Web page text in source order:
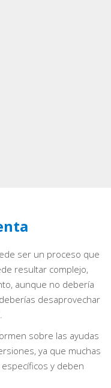
ser un proceso que
resultar complejo,
aunque no debería
desaprovechar
sobre las ayudas
ya que muchas
y deben